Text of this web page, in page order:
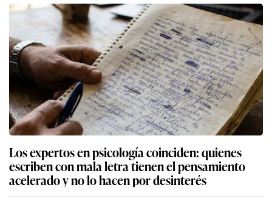
Los expertos en psicología coinciden: quienes
escriben con mala letra tienen el pensamiento
acelerado y no lo hacen por desinterés